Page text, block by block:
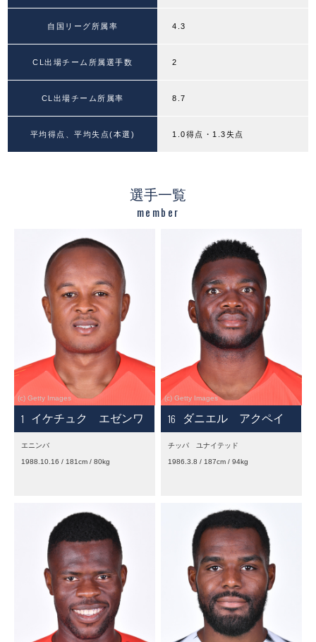
自国リーグ所属率 4.3
CL出場チーム所属選手数 2
CL出場チーム所属率 8.7
平均得点、平均失点(本選) 1.0得点・1.3失点
選手一覧
member
1 イケチュク エゼンワ
エニンバ
1988.10.16 / 181cm / 80kg
16 ダニエル アクペイ
チッパ ユナイテッド
1986.3.8 / 187cm / 94kg